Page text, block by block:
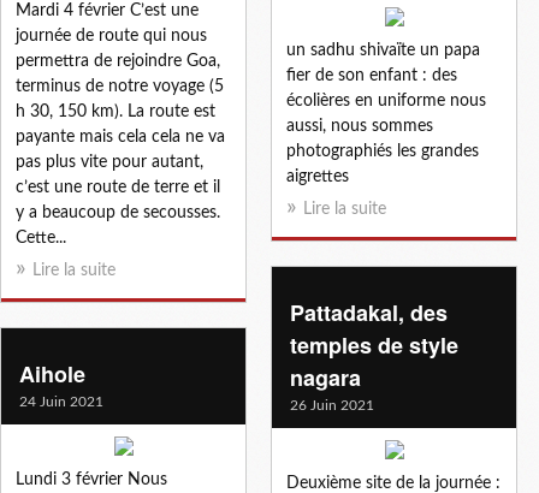
Mardi 4 février C’est une
journée de route qui nous
permettra de rejoindre Goa,
terminus de notre voyage (5
h 30, 150 km). La route est
payante mais cela cela ne va
pas plus vite pour autant,
c’est une route de terre et il
y a beaucoup de secousses.
Cette...
Lire la suite
un sadhu shivaïte un papa
fier de son enfant : des
écolières en uniforme nous
aussi, nous sommes
photographiés les grandes
aigrettes
Lire la suite
Pattadakal, des
temples de style
nagara
26 Juin 2021
Deuxième site de la journée :
Aihole
24 Juin 2021
Lundi 3 février Nous